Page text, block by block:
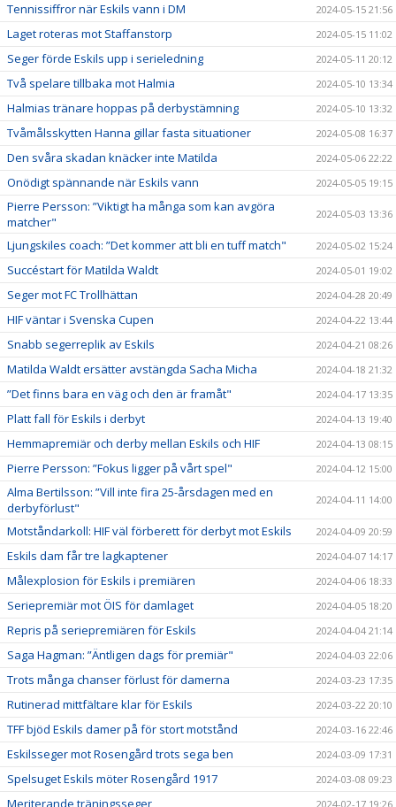
Tennissiffror när Eskils vann i DM 2024-05-15 21:56
Laget roteras mot Staffanstorp 2024-05-15 11:02
Seger förde Eskils upp i serieledning 2024-05-11 20:12
Två spelare tillbaka mot Halmia 2024-05-10 13:34
Halmias tränare hoppas på derbystämning 2024-05-10 13:32
Tvåmålsskytten Hanna gillar fasta situationer 2024-05-08 16:37
Den svåra skadan knäcker inte Matilda 2024-05-06 22:22
Onödigt spännande när Eskils vann 2024-05-05 19:15
Pierre Persson: ”Viktigt ha många som kan avgöra
matcher"
2024-05-03 13:36
Ljungskiles coach: ”Det kommer att bli en tuff match" 2024-05-02 15:24
Succéstart för Matilda Waldt 2024-05-01 19:02
Seger mot FC Trollhättan 2024-04-28 20:49
HIF väntar i Svenska Cupen 2024-04-22 13:44
Snabb segerreplik av Eskils 2024-04-21 08:26
Matilda Waldt ersätter avstängda Sacha Micha 2024-04-18 21:32
”Det finns bara en väg och den är framåt" 2024-04-17 13:35
Platt fall för Eskils i derbyt 2024-04-13 19:40
Hemmapremiär och derby mellan Eskils och HIF 2024-04-13 08:15
Pierre Persson: ”Fokus ligger på vårt spel" 2024-04-12 15:00
Alma Bertilsson: ”Vill inte fira 25-årsdagen med en
derbyförlust"
2024-04-11 14:00
Motståndarkoll: HIF väl förberett för derbyt mot Eskils 2024-04-09 20:59
Eskils dam får tre lagkaptener 2024-04-07 14:17
Målexplosion för Eskils i premiären 2024-04-06 18:33
Seriepremiär mot ÖIS för damlaget 2024-04-05 18:20
Repris på seriepremiären för Eskils 2024-04-04 21:14
Saga Hagman: ”Äntligen dags för premiär" 2024-04-03 22:06
Trots många chanser förlust för damerna 2024-03-23 17:35
Rutinerad mittfältare klar för Eskils 2024-03-22 20:10
TFF bjöd Eskils damer på för stort motstånd 2024-03-16 22:46
Eskilsseger mot Rosengård trots sega ben 2024-03-09 17:31
Spelsuget Eskils möter Rosengård 1917 2024-03-08 09:23
Meriterande träningsseger 2024-02-17 19:26